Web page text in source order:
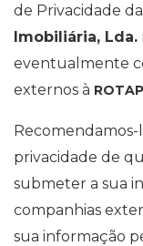
de Privacidade da
Imobiliária, Lda.
eventualmente
externos à
privacidade de
submeter a sua
companhias
sua informação